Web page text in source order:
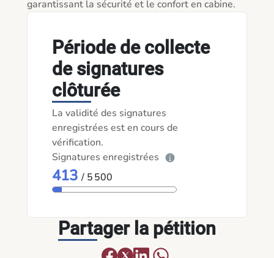
Période de collecte
de signatures
clôturée
La validité des signatures
enregistrées est en cours de
vérification.
Signatures enregistrées
413 / 5 500
Partager la pétition